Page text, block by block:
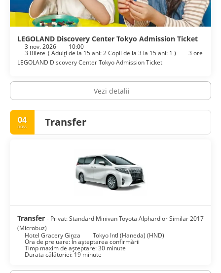
LEGOLAND Discovery Center Tokyo Admission Ticket
3 nov. 2026 10:00
3 Bilete ( Adulți de la 15 ani: 2Copii de la 3 la 15 ani: 1 )
3 ore
LEGOLAND Discovery Center Tokyo Admission Ticket
Vezi detalii
04
nov. Transfer
Transfer - Privat: Standard Minivan Toyota Alphard or Similar 2017
(Microbuz)
Hotel Gracery Ginza
Tokyo Intl (Haneda) (HND)
Ora de preluare: În așteptarea confirmării
Timp maxim de așteptare: 30 minute
Durata călătoriei: 19 minute